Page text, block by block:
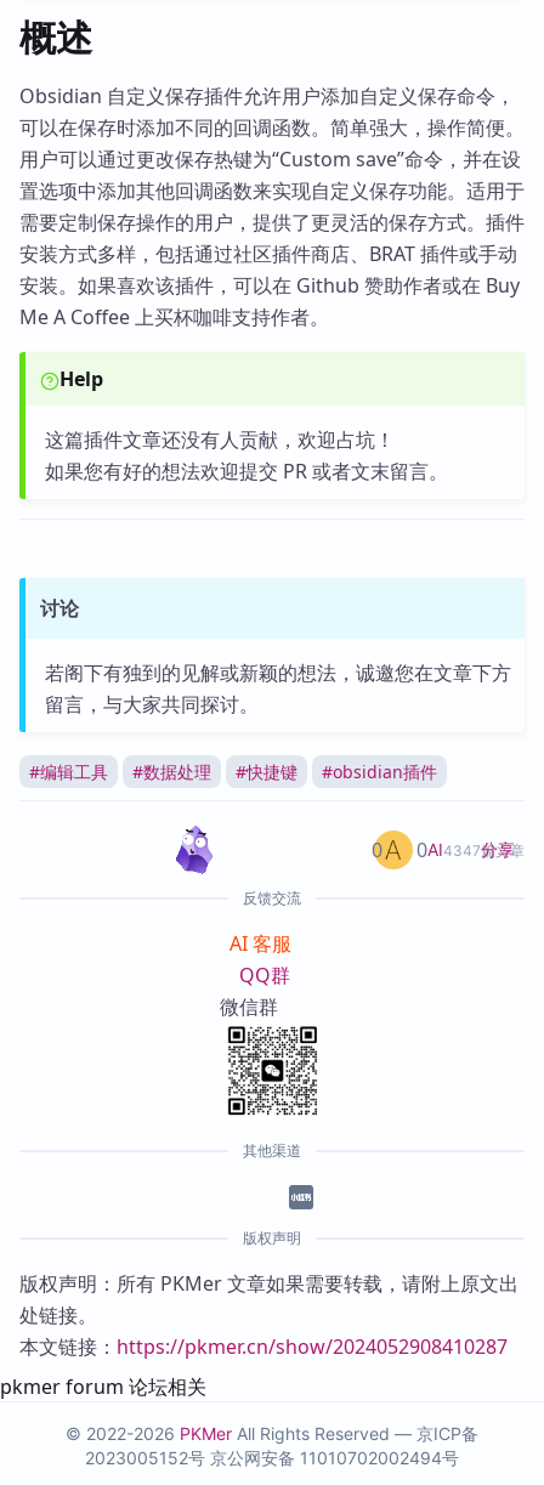
概述
Obsidian 自定义保存插件允许用户添加自定义保存命令，
可以在保存时添加不同的回调函数。简单强大，操作简便。
用户可以通过更改保存热键为“Custom save”命令，并在设
置选项中添加其他回调函数来实现自定义保存功能。适用于
需要定制保存操作的用户，提供了更灵活的保存方式。插件
安装方式多样，包括通过社区插件商店、BRAT 插件或手动
安装。如果喜欢该插件，可以在 Github 赞助作者或在 Buy
Me A Coffee 上买杯咖啡支持作者。
Help
这篇插件文章还没有人贡献，欢迎占坑！
如果您有好的想法欢迎提交 PR 或者文末留言。
讨论
若阁下有独到的见解或新颖的想法，诚邀您在文章下方
留言，与大家共同探讨。
#编辑工具 #数据处理 #快捷键 #obsidian插件
AI4347篇文章
0 0 分享
反馈交流
AI 客服
QQ群
微信群
其他渠道
版权声明
版权声明：所有 PKMer 文章如果需要转载，请附上原文出
处链接。
本文链接： https://pkmer.cn/show/2024052908410287
pkmer forum 论坛相关
© 2022-2026 PKMer All Rights Reserved — 京ICP备
2023005152号 京公网安备 11010702002494号